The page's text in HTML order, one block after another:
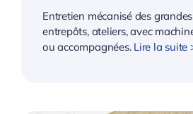
Entretien mécanisé des
entrepôts, ateliers, avec
ou accompagnées. Lire la suite